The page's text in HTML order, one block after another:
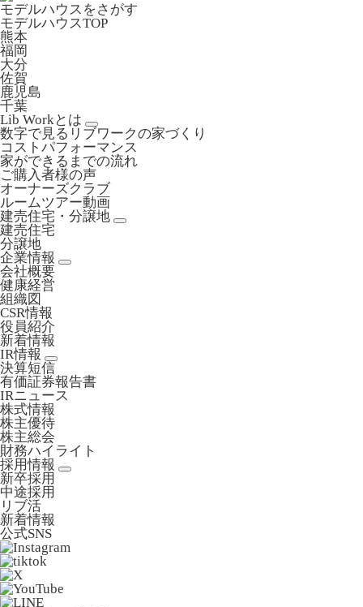
モデルハウスをさがす
モデルハウスTOP
熊本
福岡
大分
佐賀
鹿児島
千葉
Lib Workとは
数字で見るリブワークの家づくり
コストパフォーマンス
家ができるまでの流れ
ご購入者様の声
オーナーズクラブ
ルームツアー動画
建売住宅・分譲地
建売住宅
分譲地
企業情報
会社概要
健康経営
組織図
CSR情報
役員紹介
新着情報
IR情報
決算短信
有価証券報告書
IRニュース
株式情報
株主優待
株主総会
財務ハイライト
採用情報
新卒採用
中途採用
リブ活
新着情報
公式SNS